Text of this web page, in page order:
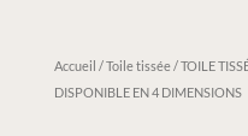
Accueil /Toile tissée/ TOILE
DISPONIBLE EN 4 DIMENSIONS